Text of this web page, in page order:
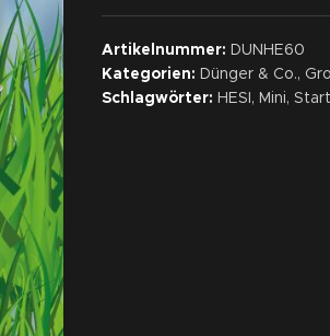
Artikelnummer: DUNHE60
Kategorien: Dünger & Co.,
Schlagwörter: HESI , Mini,